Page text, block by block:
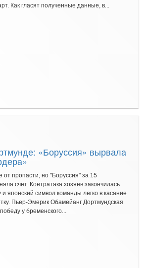
Как гласят полученные данные, в...
«Боруссия» вырвала
пропасти, но "Боруссия" за 15
счёт. Контратака хозяев закончилась
японский символ команды легко в касание
Пьер-Эмерик Обамейанг Дортмундская
у бременского...